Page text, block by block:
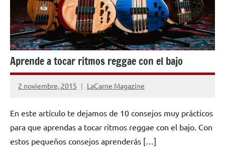
Aprende a tocar ritmos reggae con el bajo
2 noviembre, 2015 LaCarne Magazine
No
comentarios
En este artículo te dejamos de 10 consejos muy prácticos
para que aprendas a tocar ritmos reggae con el bajo. Con
estos pequeños consejos aprenderás […]